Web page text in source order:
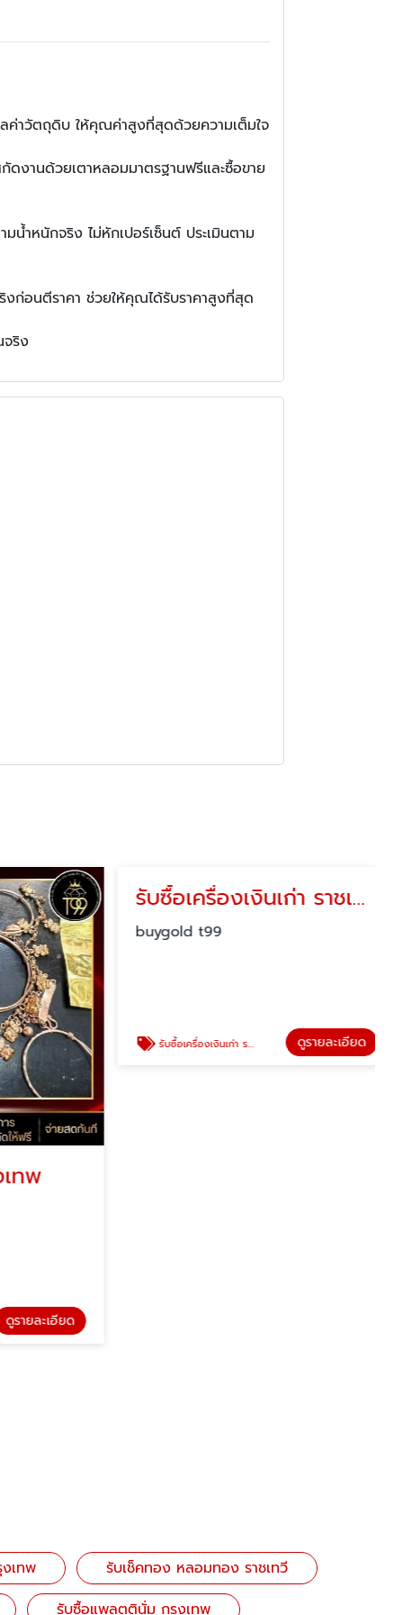
ลค่าวัตถุดิบ ให้คุณค่าสูงที่สุดด้วยความเต็มใจ
งานด้วยเตาหลอมมาตรฐานฟรีและซื้อขาย
ำหนักจริง ไม่หักเปอร์เซ็นต์ ประเมินตาม
งก่อนตีราคา ช่วยให้คุณได้รับราคาสูงที่สุด
จริง
พ
ายละเอียด
รับซื้อเครื่องเงินเก่า ราชเทวี
buygold t99
รับซื้อเครื่องเงินเก่า ราชเทวี ดูรายละเอียด
เทพ
รับเช็คทอง หลอมทอง ราชเทวี
รับซื้อแพลตตินั่ม กรุงเทพ